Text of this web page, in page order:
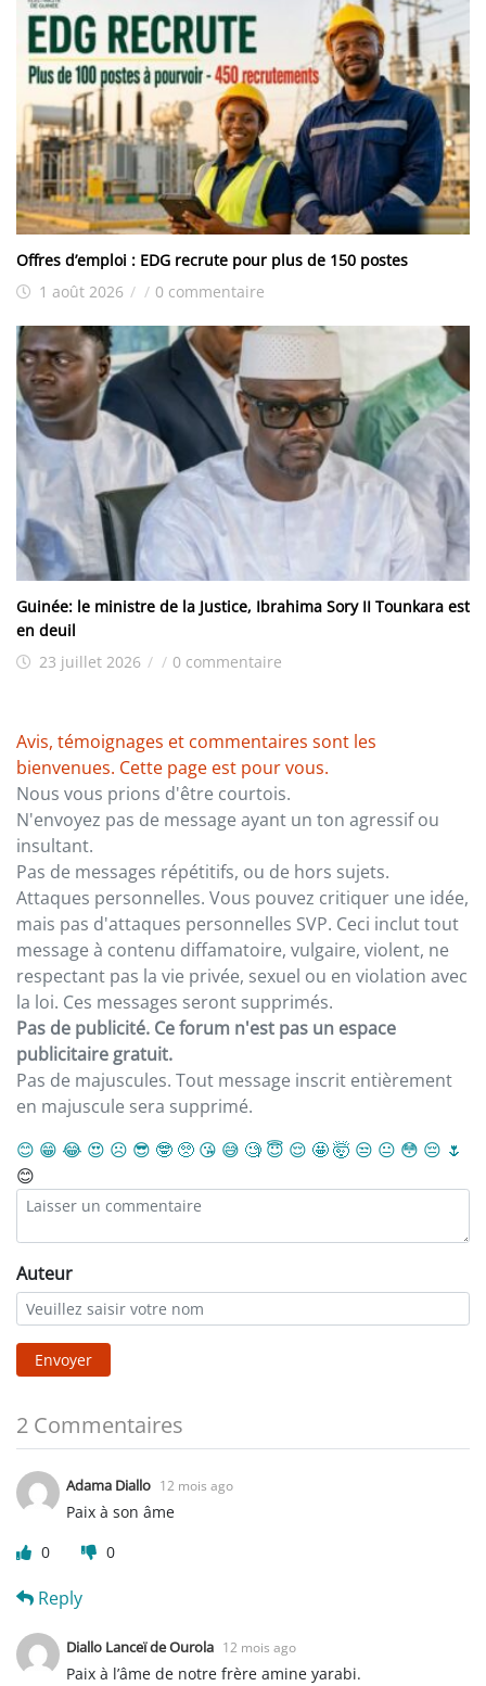
Offres d’emploi : EDG recrute pour plus de 150 postes
1 août 2026 / / 0 commentaire
Guinée: le ministre de la Justice, Ibrahima Sory II Tounkara est
en deuil
23 juillet 2026 / / 0 commentaire
Avis, témoignages et commentaires sont les
bienvenues. Cette page est pour vous.
Nous vous prions d'être courtois.
N'envoyez pas de message ayant un ton agressif ou
insultant.
Pas de messages répétitifs, ou de hors sujets.
Attaques personnelles. Vous pouvez critiquer une idée,
mais pas d'attaques personnelles SVP. Ceci inclut tout
message à contenu diffamatoire, vulgaire, violent, ne
respectant pas la vie privée, sexuel ou en violation avec
la loi. Ces messages seront supprimés.
Pas de publicité. Ce forum n'est pas un espace
publicitaire gratuit.
Pas de majuscules. Tout message inscrit entièrement
en majuscule sera supprimé.
😊 😁 😂 😍 ☹️ 😎 🤓 🥺 😘 😅 🧐 😇 😌 🤩🤯 😒 😐 😳 😔 🌷
😊
Auteur
Envoyer
2 Commentaires
Adama Diallo 12 mois ago
Paix à son âme
0
0
Reply
Diallo Lanceï de Ourola 12 mois ago
Paix à l’âme de notre frère amine yarabi.